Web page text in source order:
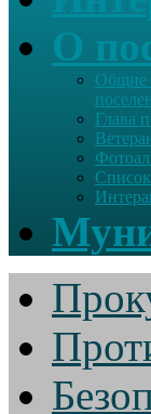
О
Общие
Глава
Список